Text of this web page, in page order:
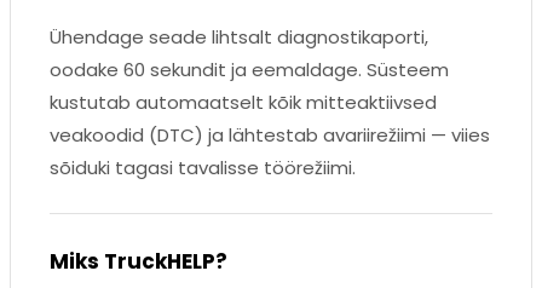
Ühendage seade lihtsalt diagnostikaporti,
oodake 60 sekundit ja eemaldage. Süsteem
kustutab automaatselt kõik mitteaktiivsed
veakoodid (DTC) ja lähtestab avariirežiimi — viies
sõiduki tagasi tavalisse töörežiimi.
Miks TruckHELP?